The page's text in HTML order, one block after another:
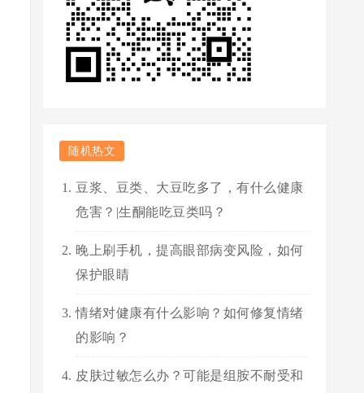
随机热文
豆浆、豆类、大豆吃多了，有什么健康
危害？|生酮能吃豆类吗？
晚上刷手机，提高眼部病变风险，如何
保护眼睛
情绪对健康有什么影响？如何修复情绪
的影响？
皮肤过敏怎么办？可能是组胺不耐受和